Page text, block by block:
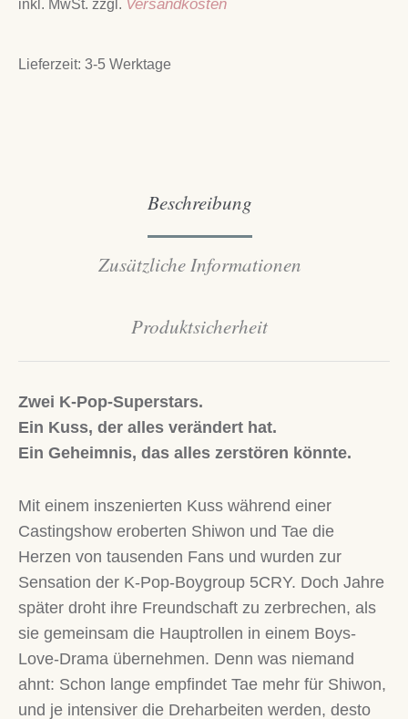
inkl. MwSt. zzgl. Versandkosten
Lieferzeit: 3-5 Werktage
Beschreibung
Zusätzliche Informationen
Produktsicherheit
Zwei K-Pop-Superstars.
Ein Kuss, der alles verändert hat.
Ein Geheimnis, das alles zerstören könnte.
Mit einem inszenierten Kuss während einer
Castingshow eroberten Shiwon und Tae die
Herzen von tausenden Fans und wurden zur
Sensation der K-Pop-Boygroup 5CRY. Doch Jahre
später droht ihre Freundschaft zu zerbrechen, als
sie gemeinsam die Hauptrollen in einem Boys-
Love-Drama übernehmen. Denn was niemand
ahnt: Schon lange empfindet Tae mehr für Shiwon,
und je intensiver die Dreharbeiten werden, desto